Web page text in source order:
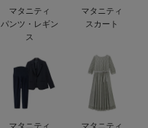
マタニティ
パンツ・レギン
ス
マタニティ
スカート
マタニティ
マタニティ